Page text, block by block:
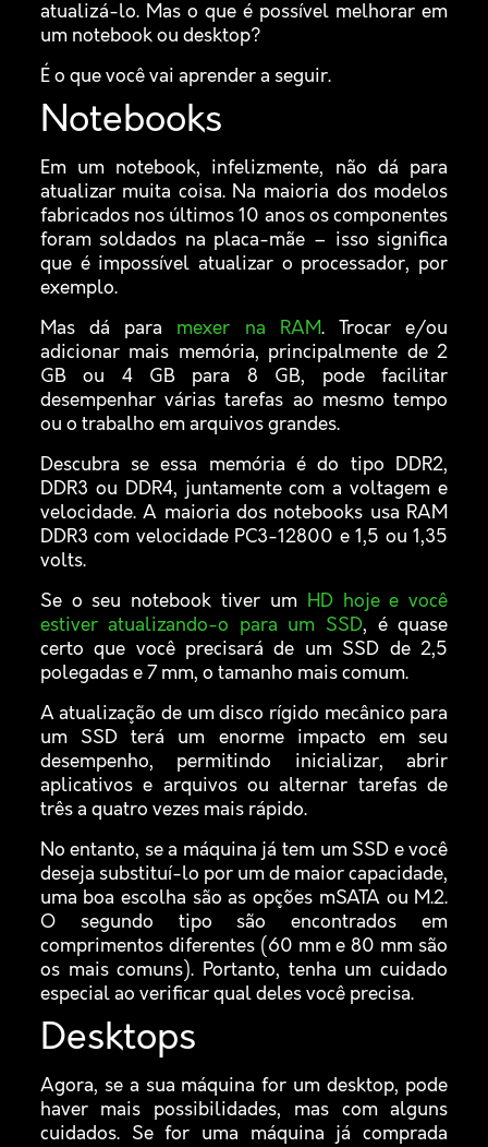
atualizá-lo. Mas o que é possível melhorar em
um notebook ou desktop?
É o que você vai aprender a seguir.
Notebooks
Em um notebook, infelizmente, não dá para
atualizar muita coisa. Na maioria dos modelos
fabricados nos últimos 10 anos os componentes
foram soldados na placa-mãe – isso significa
que é impossível atualizar o processador, por
exemplo.
Mas dá para mexer na RAM. Trocar e/ou
adicionar mais memória, principalmente de 2
GB ou 4 GB para 8 GB, pode facilitar
desempenhar várias tarefas ao mesmo tempo
ou o trabalho em arquivos grandes.
Descubra se essa memória é do tipo DDR2,
DDR3 ou DDR4, juntamente com a voltagem e
velocidade. A maioria dos notebooks usa RAM
DDR3 com velocidade PC3-12800 e 1,5 ou 1,35
volts.
Se o seu notebook tiver um HD hoje e você
estiver atualizando-o para um SSD, é quase
certo que você precisará de um SSD de 2,5
polegadas e 7 mm, o tamanho mais comum.
A atualização de um disco rígido mecânico para
um SSD terá um enorme impacto em seu
desempenho, permitindo inicializar, abrir
aplicativos e arquivos ou alternar tarefas de
três a quatro vezes mais rápido.
No entanto, se a máquina já tem um SSD e você
deseja substituí-lo por um de maior capacidade,
uma boa escolha são as opções mSATA ou M.2.
O segundo tipo são encontrados em
comprimentos diferentes (60 mm e 80 mm são
os mais comuns). Portanto, tenha um cuidado
especial ao verificar qual deles você precisa.
Desktops
Agora, se a sua máquina for um desktop, pode
haver mais possibilidades, mas com alguns
cuidados. Se for uma máquina já comprada